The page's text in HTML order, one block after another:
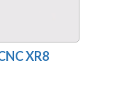
XR8